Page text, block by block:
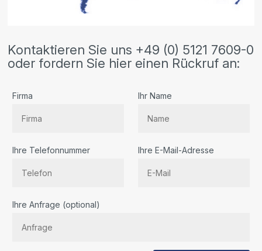
Kontaktieren Sie uns +49 (0) 5121 7609-0
oder fordern Sie hier einen Rückruf an:
Firma Ihr Name
Ihre Telefonnummer Ihre E-Mail-Adresse
Sie
Ihre Anfrage (optional)